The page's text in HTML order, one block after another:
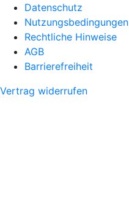
Datenschutz
Nutzungsbedingungen
Rechtliche Hinweise
AGB
Barrierefreiheit
Vertrag widerrufen